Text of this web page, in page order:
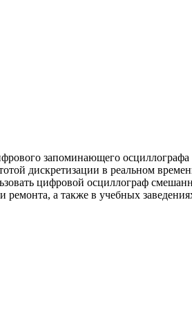
запоминающего
дискретизации в реальном
цифровой осциллограф
а также в учебных